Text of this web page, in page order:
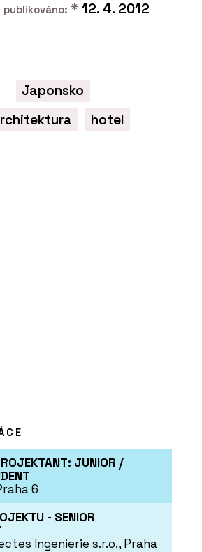
k pronájmu vyminEK
Buy - Eko Modular
publikováno: * 12. 4. 2012
Japonsko
hotel
JUNIOR /
6
- SENIOR
Ingenierie s.r.o., Praha